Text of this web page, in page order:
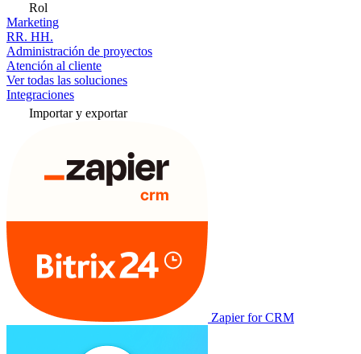
Rol
Marketing
RR. HH.
Administración de proyectos
Atención al cliente
Ver todas las soluciones
Integraciones
Importar y exportar
Zapier for CRM